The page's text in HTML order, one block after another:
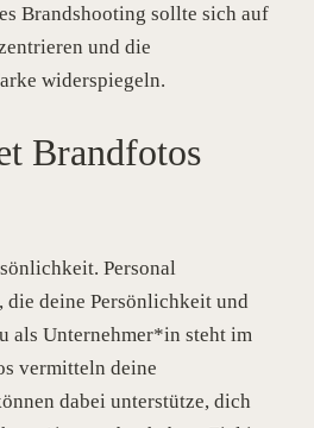
Brandshooting sollte sich auf
und die
widerspiegeln.
Brandfotos
Personal
die deine Persönlichkeit und
als Unternehmer*in steht im
vermitteln deine
dabei unterstütze, dich